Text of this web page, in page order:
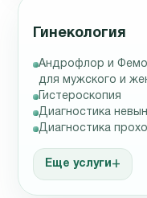
Гинекология
Андрофлор и
для мужского и
Гистероскопия
Диагностика
Диагностика
Еще услуги